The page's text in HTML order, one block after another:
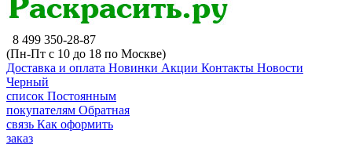
8 499 350-28-87
(Пн-Пт с 10 до 18 по Москве)
Доставка и оплата Новинки Акции Контакты Новости
Черный
список Постоянным
покупателям Обратная
связь Как оформить
заказ